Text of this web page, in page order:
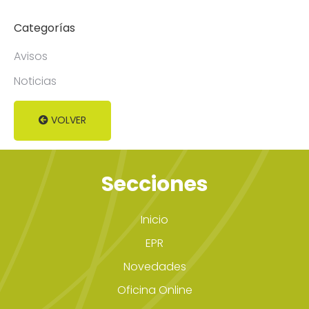
Categorías
Avisos
Noticias
VOLVER
Secciones
Inicio
EPR
Novedades
Oficina Online